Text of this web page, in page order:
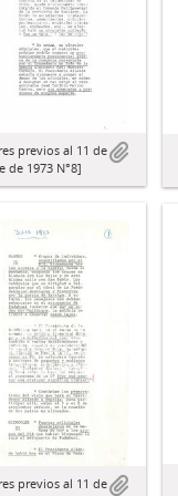
previos al 11 de
de 1973 N°8]
previos al 11 de